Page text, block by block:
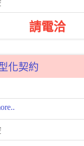
請電洽
化契約